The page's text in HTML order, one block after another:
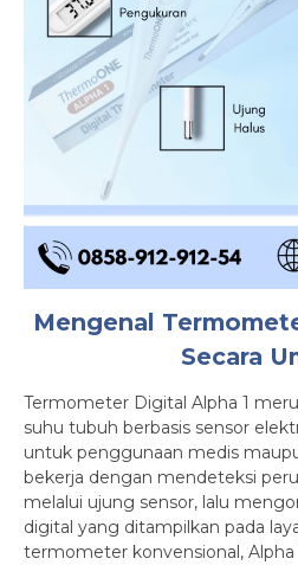
Mengenal
Secara
Termometer Digital Alpha 1
suhu tubuh berbasis sensor
untuk penggunaan medis
bekerja dengan mendeteksi
melalui ujung sensor, lalu
digital yang ditampilkan pada
termometer konvensional, Alpha